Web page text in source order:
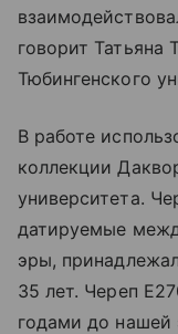
говорит Татьяна
Тюбингенского
В работе
коллекции
университета.
датируемые
эры,
35 лет. Череп
годами до